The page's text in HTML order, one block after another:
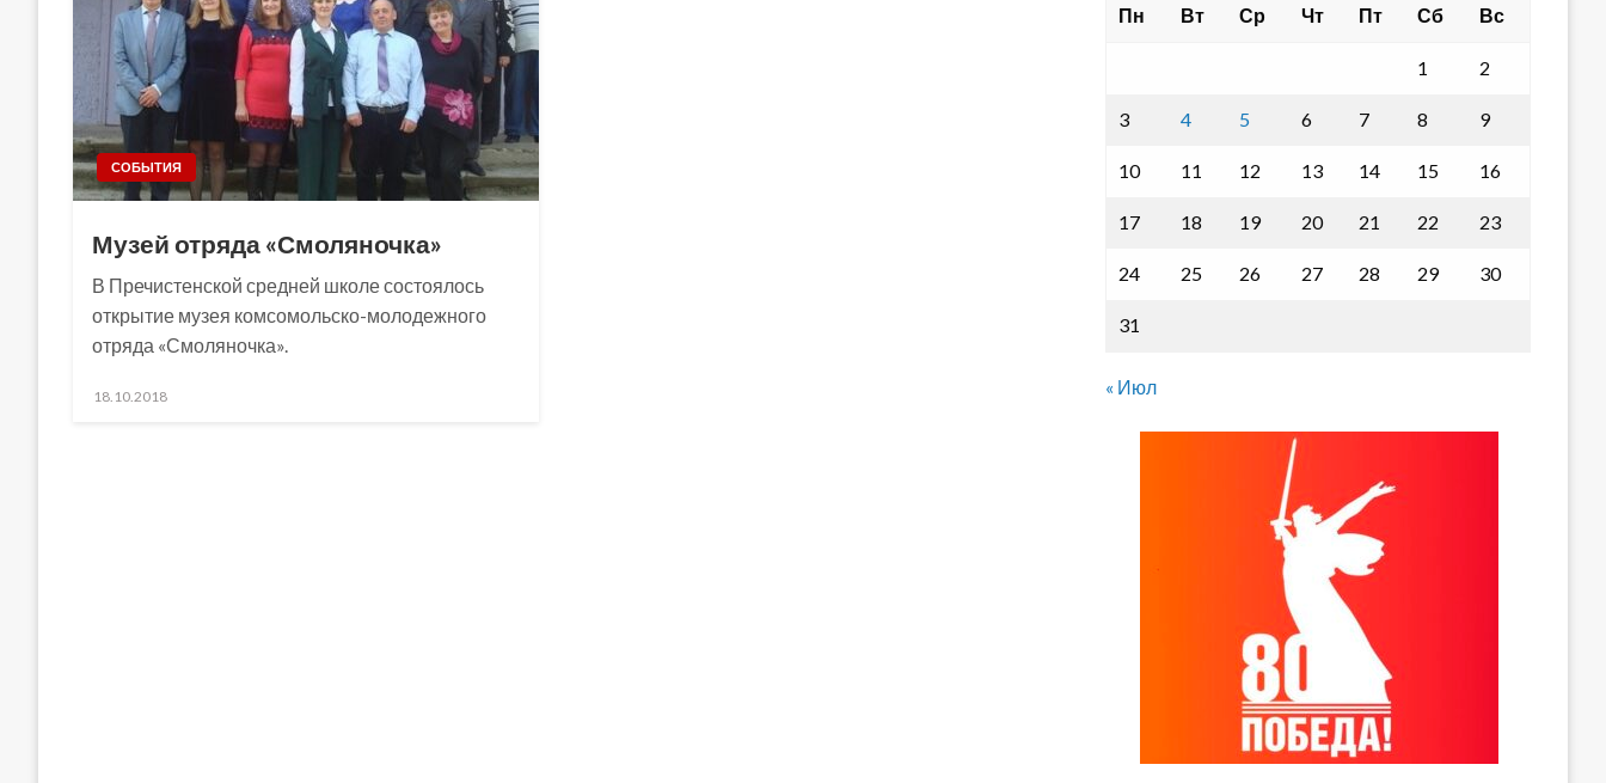
СОБЫТИЯ
Музей отряда «Смоляночка»
В Пречистенской средней школе состоялось
открытие музея комсомольско-молодежного
отряда «Смоляночка».
Posted
18.10.2018
Пн Вт Ср Чт Пт Сб Вс
1 2
3 4 5 6 7 8 9
10 11 12 13 14 15 16
17 18 19 20 21 22 23
24 25 26 27 28 29 30
31
« Июл